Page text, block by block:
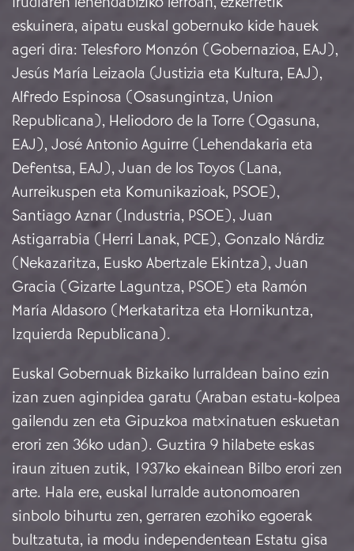
eskuinera, aipatu euskal gobernuko kide hauek
ageri dira: Telesforo Monzón (Gobernazioa, EAJ),
Jesús María Leizaola (Justizia eta Kultura, EAJ),
Alfredo Espinosa (Osasungintza, Union
Republicana), Heliodoro de la Torre (Ogasuna,
EAJ), José Antonio Aguirre (Lehendakaria eta
Defentsa, EAJ), Juan de los Toyos (Lana,
Aurreikuspen eta Komunikazioak, PSOE),
Santiago Aznar (Industria, PSOE), Juan
Astigarrabia (Herri Lanak, PCE), Gonzalo Nárdiz
(Nekazaritza, Eusko Abertzale Ekintza), Juan
Gracia (Gizarte Laguntza, PSOE) eta Ramón
María Aldasoro (Merkataritza eta Hornikuntza,
Izquierda Republicana).
Euskal Gobernuak Bizkaiko lurraldean baino ezin
izan zuen aginpidea garatu (Araban estatu-kolpea
gailendu zen eta Gipuzkoa matxinatuen eskuetan
erori zen 36ko udan). Guztira 9 hilabete eskas
iraun zituen zutik, 1937ko ekainean Bilbo erori zen
arte. Hala ere, euskal lurralde autonomoaren
sinbolo bihurtu zen, gerraren ezohiko egoerak
bultzatuta, ia modu independentean Estatu gisa